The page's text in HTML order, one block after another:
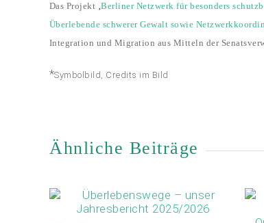
Das Projekt ‚Berliner Netzwerk für besonders
Überlebende schwerer Gewalt sowie
Integration und Migration aus Mitteln der
*Symbolbild, Credits im Bild
Ähnliche Beiträge